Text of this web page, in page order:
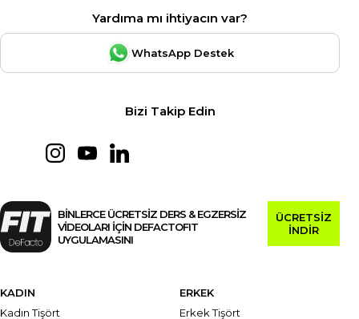
Yardıma mı ihtiyacın var?
WhatsApp Destek
Bizi Takip Edin
BİNLERCE ÜCRETSİZ DERS & EGZERSİZ
VİDEOLARI İÇİN DEFACTOFIT
UYGULAMASINI
ÜCRETSİZ
İNDİR
KADIN
Kadın Tişört
ERKEK
Erkek Tişört